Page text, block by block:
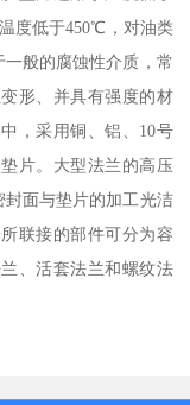
度低于450℃，对油类
般的腐蚀性介质，常
形、并具有强度的材
，采用铜、铝、10号
片。大型法兰的高压
面与垫片的加工光洁
联接的部件可分为容
、活套法兰和螺纹法